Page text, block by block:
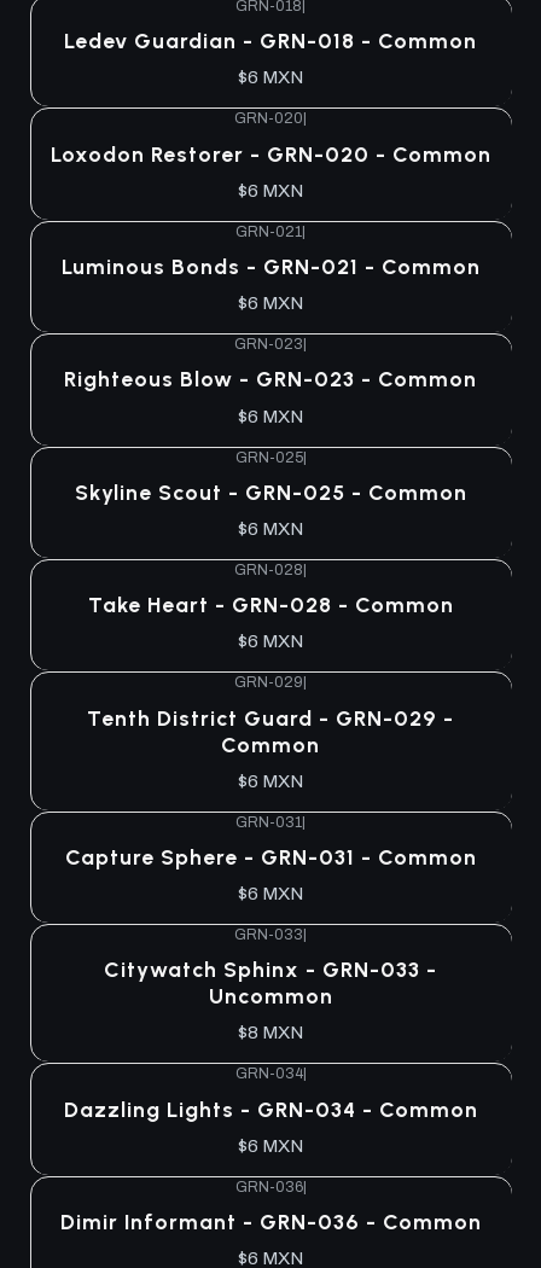
GRN-018
Ledev Guardian - GRN-018 - Common
$6 MXN
GRN-020
Loxodon Restorer - GRN-020 - Common
$6 MXN
GRN-021|
Luminous Bonds - GRN-021 - Common
$6 MXN
GRN-023
Righteous Blow - GRN-023 - Common
$6 MXN
GRN-025|
Skyline Scout - GRN-025 - Common
$6 MXN
GRN-028
Take Heart - GRN-028 - Common
$6 MXN
GRN-029
Tenth District Guard - GRN-029 -
Common
$6 MXN
GRN-031 |
Capture Sphere - GRN-031 - Common
$6 MXN
GRN-033
Citywatch Sphinx - GRN-033 -
Uncommon
$8 MXN
GRN-034|
Dazzling Lights - GRN-034 - Common
$6 MXN
GRN-036|
Dimir Informant - GRN-036 - Common
$6 MXN